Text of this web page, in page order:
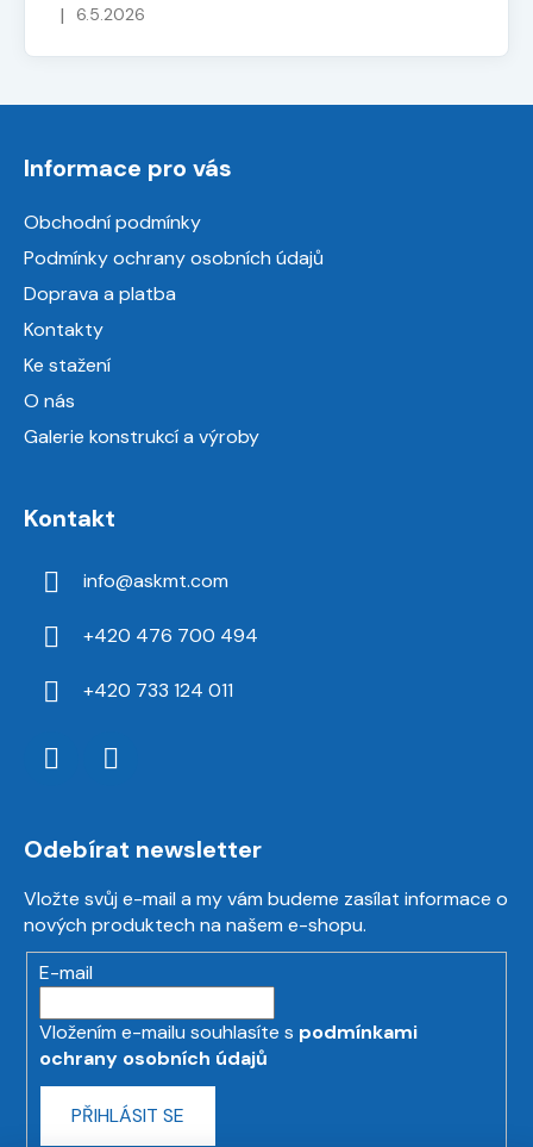
Hodnocení obchodu je 5 z 5 hvězdiček.
| 6.5.2026
Informace pro vás
Obchodní podmínky
Podmínky ochrany osobních údajů
Doprava a platba
Kontakty
Ke stažení
O nás
Galerie konstrukcí a výroby
Kontakt
info@askmt.com
+420 476 700 494
+420 733 124 011
Odebírat newsletter
Vložte svůj e-mail a my vám budeme zasílat informace o
nových produktech na našem e-shopu.
E-mail
Vložením e-mailu souhlasíte s podmínkami
ochrany osobních údajů
PŘIHLÁSIT SE